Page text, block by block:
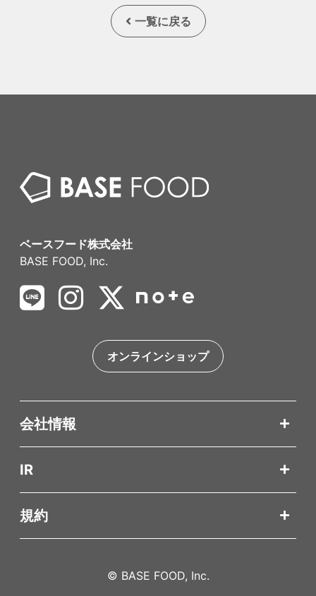
一覧に戻る
ベースフード株式会社
BASE FOOD, Inc.
オンラインショップ
会社情報
IR
規約
© BASE FOOD, Inc.